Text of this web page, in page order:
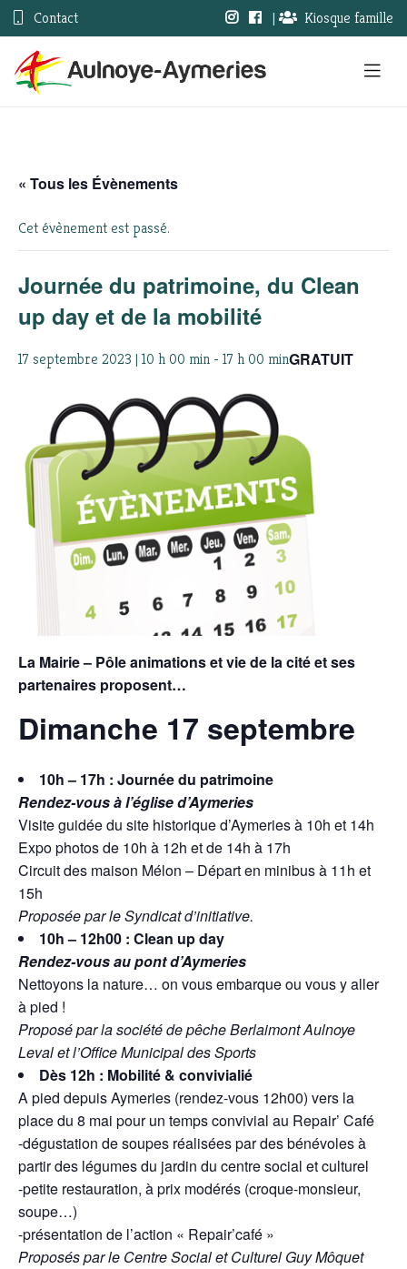
Contact | Kiosque famille
« Tous les Évènements
Cet évènement est passé.
Journée du patrimoine, du Clean
up day et de la mobilité
17 septembre 2023 | 10 h 00 min - 17 h 00 minGRATUIT
La Mairie – Pôle animations et vie de la cité et ses
partenaires proposent…
Dimanche 17 septembre
10h – 17h : Journée du patrimoine
Rendez-vous à l’église d’Aymeries
Visite guidée du site historique d’Aymeries à 10h et 14h
Expo photos de 10h à 12h et de 14h à 17h
Circuit des maison Mélon – Départ en minibus à 11h et
15h
Proposée par le Syndicat d’initiative.
10h – 12h00 : Clean up day
Rendez-vous au pont d’Aymeries
Nettoyons la nature… on vous embarque ou vous y aller
à pied !
Proposé par la société de pêche Berlaimont Aulnoye
Leval et l’Office Municipal des Sports
Dès 12h : Mobilité & convivialié
A pied depuis Aymeries (rendez-vous 12h00) vers la
place du 8 mai pour un temps convivial au Repair’ Café
-dégustation de soupes réalisées par des bénévoles à
partir des légumes du jardin du centre social et culturel
-petite restauration, à prix modérés (croque-monsieur,
soupe…)
-présentation de l’action « Repair’café »
Proposés par le Centre Social et Culturel Guy Môquet